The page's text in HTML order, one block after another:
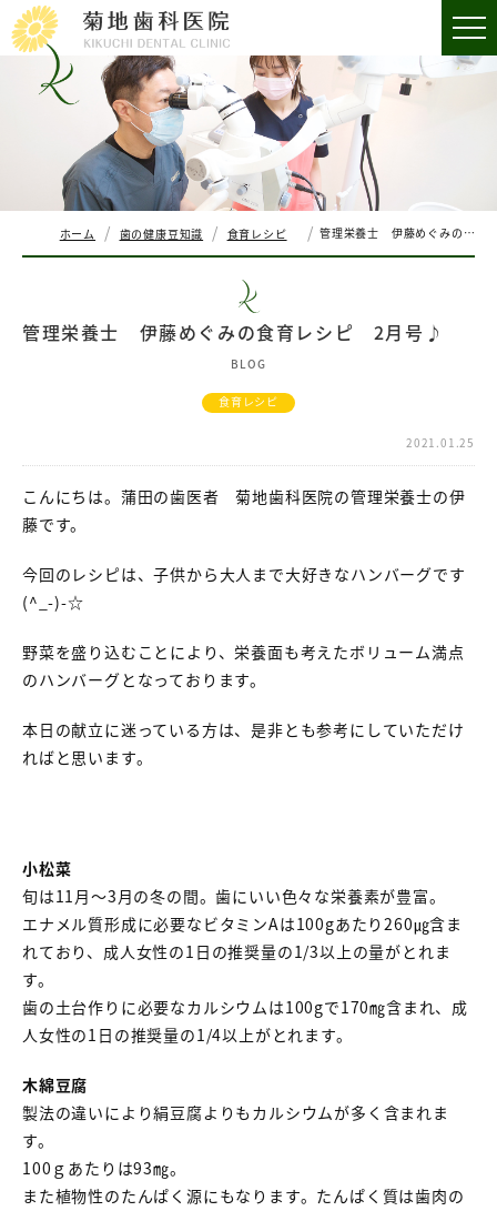
ホーム 歯の健康豆知識 食育レシピ 管理栄養士 伊藤めぐみの食育レシピ 2月号♪
管理栄養士 伊藤めぐみの食育レシピ 2月号♪
BLOG
食育レシピ
2021.01.25
こんにちは。蒲田の歯医者 菊地歯科医院の管理栄養士の伊
藤です。
今回のレシピは、子供から大人まで大好きなハンバーグです
(^_-)-☆
野菜を盛り込むことにより、栄養面も考えたボリューム満点
のハンバーグとなっております。
本日の献立に迷っている方は、是非とも参考にしていただけ
ればと思います。
小松菜
旬は11月～3月の冬の間。歯にいい色々な栄養素が豊富。
エナメル質形成に必要なビタミンAは100gあたり260㎍含ま
れており、成人女性の1日の推奨量の1/3以上の量がとれま
す。
歯の土台作りに必要なカルシウムは100gで170㎎含まれ、成
人女性の1日の推奨量の1/4以上がとれます。
木綿豆腐
製法の違いにより絹豆腐よりもカルシウムが多く含まれま
す。
100ｇあたりは93㎎。
また植物性のたんぱく源にもなります。たんぱく質は歯肉の